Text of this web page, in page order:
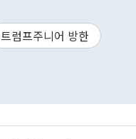
트럼프주니어 방한